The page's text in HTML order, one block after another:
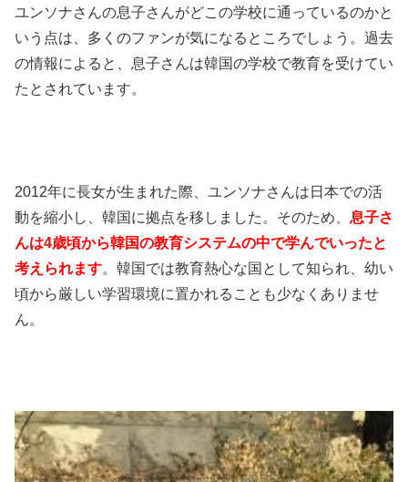
ユンソナさんの息子さんがどこの学校に通っているのかと
いう点は、多くのファンが気になるところでしょう。過去
の情報によると、息子さんは韓国の学校で教育を受けてい
たとされています。
2012年に長女が生まれた際、ユンソナさんは日本での活
動を縮小し、韓国に拠点を移しました。そのため、 息子さ
んは4歳頃から韓国の教育システムの中で学んでいったと
考えられます。韓国では教育熱心な国として知られ、幼い
頃から厳しい学習環境に置かれることも少なくありませ
ん。